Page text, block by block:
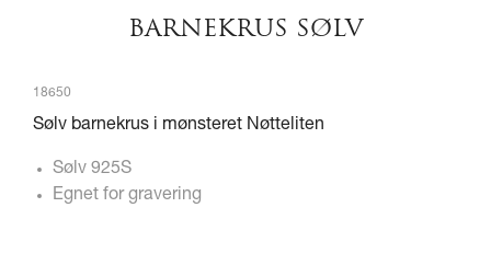
BARNEKRUS SØLV
18650
Sølv barnekrus i mønsteret Nøtteliten
Sølv 925S
Egnet for gravering